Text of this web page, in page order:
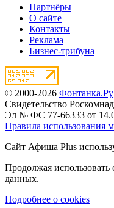
Партнёры
О сайте
Контакты
Реклама
Бизнес-трибуна
© 2000-2026 Фонтанка.Ру
Свидетельство
Эл № ФС 77-66333 от
Правила использования
Сайт Афиша Plus
Продолжая использовать
данных.
Подробнее о cookies